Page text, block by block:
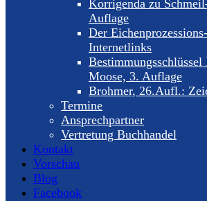
Korrigenda zu
Auflage
Der
Internetlinks
Moose, 3. Auflage
Brohmer, 26.Aufl.:
Termine
Ansprechpartner
Vertretung Buchhandel
Kontakt
Vorschau
Blog
Facebook